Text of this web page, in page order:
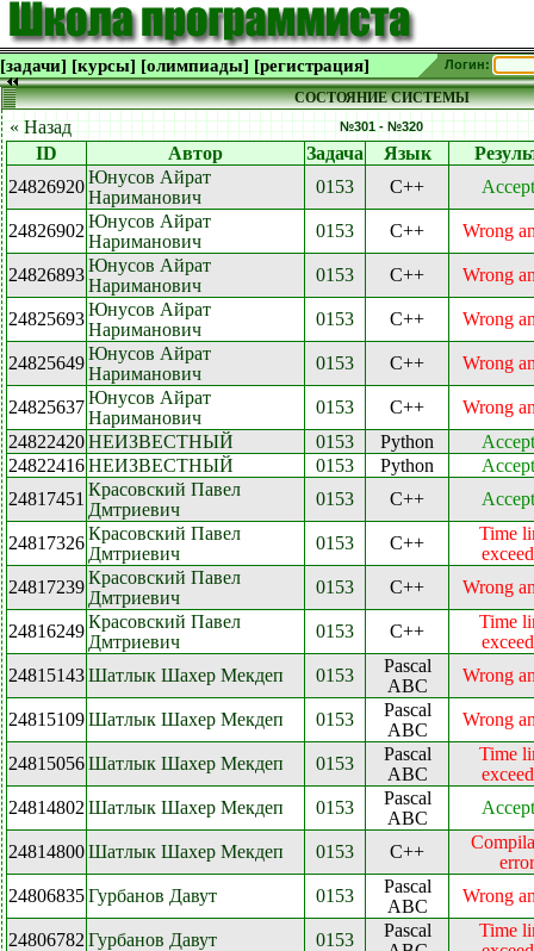
[задачи] [курсы] [олимпиады] [регистрация] Логин:
СОСТОЯНИЕ СИСТЕМЫ
« Назад №301 - №320
ID Автор Задача Язык
24826920Юнусов Айрат
Нариманович
0153 C++
24826902 Юнусов Айрат
Нариманович
0153 C++ Wrong
24826893Юнусов Айрат
Нариманович
0153 C++ Wrong
24825693Юнусов Айрат
Нариманович
0153 C++ Wrong
24825649Юнусов Айрат
Нариманович
0153 C++ Wrong
24825637Юнусов Айрат
Нариманович
0153 C++
Wrong
24822420НЕИЗВЕСТНЫЙ 0153 Python
24822416НЕИЗВЕСТНЫЙ 0153 Python
24817451 Красовский Павел
Дмтриевич
0153 C++
24817326Красовский Павел
Дмтриевич
0153 C++
Time
24817239Красовский Павел
Дмтриевич
0153 C++ Wrong
24816249Красовский Павел
Дмтриевич
0153 C++
Time
24815143Шатлык Шахер Мекдеп 0153
Pascal
ABC
Wrong
24815109Шатлык Шахер Мекдеп 0153
Pascal
ABC
Wrong
24815056Шатлык Шахер Мекдеп 0153
Pascal
ABC
Time
24814802 Шатлык Шахер Мекдеп 0153
Pascal
ABC
24814800Шатлык Шахер Мекдеп 0153 C++
error
24806835Гурбанов Давут 0153
Pascal
ABC
Wrong
24806782 Гурбанов Давут 0153
Pascal
Time